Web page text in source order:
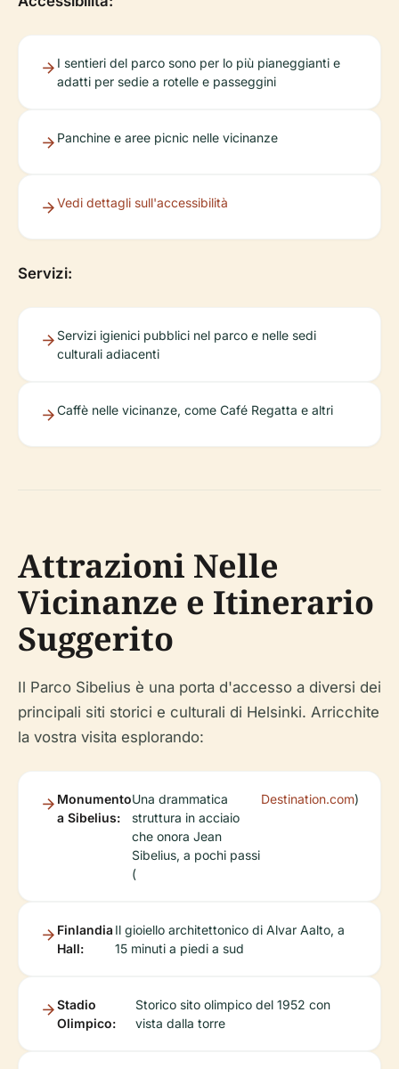
I sentieri del parco sono per lo più pianeggianti e
adatti per sedie a rotelle e passeggini
Panchine e aree picnic nelle vicinanze
Vedi dettagli sull'accessibilità
Servizi:
Servizi igienici pubblici nel parco e nelle sedi
culturali adiacenti
Caffè nelle vicinanze, come Café Regatta e altri
Attrazioni Nelle
Vicinanze e Itinerario
Suggerito
Il Parco Sibelius è una porta d'accesso a diversi dei
principali siti storici e culturali di Helsinki. Arricchite
la vostra visita esplorando:
Monumento
a Sibelius:
Una drammatica
struttura in acciaio
che onora Jean
Sibelius, a pochi passi
(
Destination.com)
Finlandia
Hall:
Il gioiello architettonico di Alvar Aalto, a
15 minuti a piedi a sud
Stadio
Olimpico:
Storico sito olimpico del 1952 con
vista dalla torre